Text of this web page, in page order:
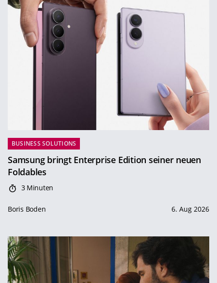
BUSINESS SOLUTIONS
Samsung bringt Enterprise Edition seiner neuen
Foldables
3 Minuten
Boris Boden 6. Aug 2026